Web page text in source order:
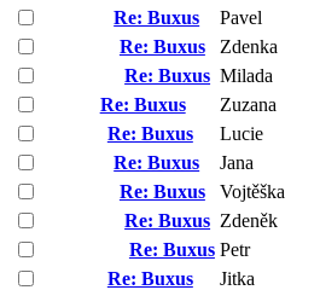
Re: Buxus
Pavel
Re: Buxus
Zdenka
Re: Buxus Milada
Re: Buxus
Zuzana
Re: Buxus
Lucie
Re: Buxus
Jana
Re: Buxus
Vojtěška
Re: Buxus Zdeněk
Re: Buxus Petr
Re: Buxus
Jitka